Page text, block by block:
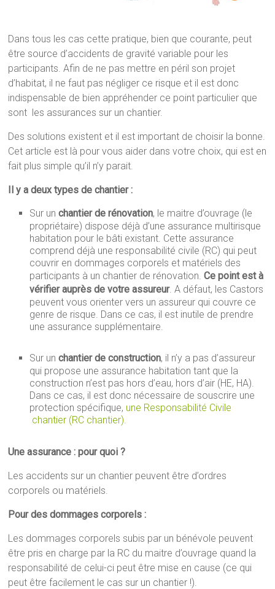
Dans tous les cas cette pratique, bien que courante, peut
être source d’accidents de gravité variable pour les
participants. Afin de ne pas mettre en péril son projet
d’habitat, il ne faut pas négliger ce risque et il est donc
indispensable de bien appréhender ce point particulier que
sont les assurances sur un chantier.
Des solutions existent et il est important de choisir la bonne.
Cet article est là pour vous aider dans votre choix, qui est en
fait plus simple qu’il n’y parait.
Il y a deux types de chantier :
Sur unchantier de rénovation, le maitre d’ouvrage (le
propriétaire) dispose déjà d’une assurance multirisque
habitation pour le bâti existant. Cette assurance
comprend déjà une responsabilité civile (RC) qui peut
couvrir en dommages corporels et matériels des
participants à un chantier de rénovation.Ce point est à
vérifier auprès de votre assureur. A défaut, les Castors
peuvent vous orienter vers un assureur qui couvre ce
genre de risque. Dans ce cas, il est inutile de prendre
une assurance supplémentaire.
Sur unchantier de construction, il n’y a pas d’assureur
qui propose une assurance habitation tant que la
construction n’est pas hors d’eau, hors d’air (HE, HA).
Dans ce cas, il est donc nécessaire de souscrire une
protection spécifique, une Responsabilité Civile
chantier (RC chantier).
Une assurance : pour quoi ?
Les accidents sur un chantier peuvent être d’ordres
corporels ou matériels.
Pour des dommages corporels :
Les dommages corporels subis par un bénévole peuvent
être pris en charge par la RC du maitre d’ouvrage quand la
responsabilité de celui-ci peut être mise en cause (ce qui
peut être facilement le cas sur un chantier !).